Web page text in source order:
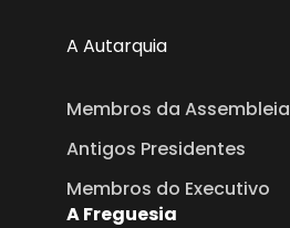
A Autarquia
Membros da Assembleia
Antigos Presidentes
Membros do Executivo
A Freguesia